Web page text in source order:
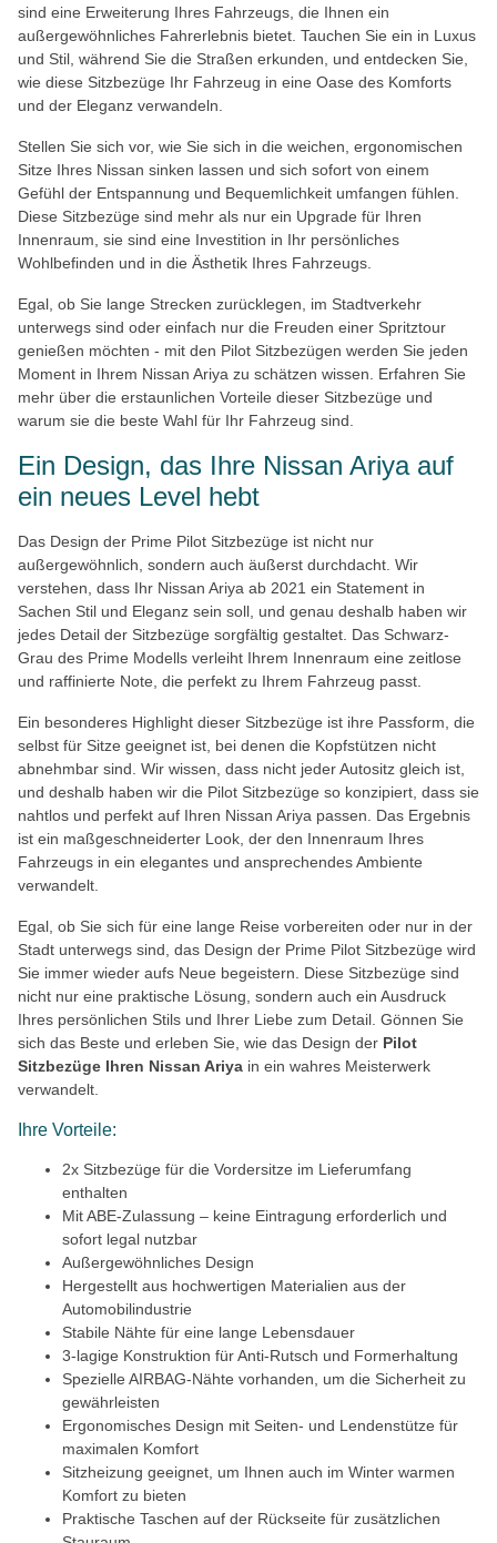
sind eine Erweiterung Ihres Fahrzeugs, die Ihnen ein
außergewöhnliches Fahrerlebnis bietet. Tauchen Sie ein in Luxus
und Stil, während Sie die Straßen erkunden, und entdecken Sie,
wie diese Sitzbezüge Ihr Fahrzeug in eine Oase des Komforts
und der Eleganz verwandeln.
Stellen Sie sich vor, wie Sie sich in die weichen, ergonomischen
Sitze Ihres Nissan sinken lassen und sich sofort von einem
Gefühl der Entspannung und Bequemlichkeit umfangen fühlen.
Diese Sitzbezüge sind mehr als nur ein Upgrade für Ihren
Innenraum, sie sind eine Investition in Ihr persönliches
Wohlbefinden und in die Ästhetik Ihres Fahrzeugs.
Egal, ob Sie lange Strecken zurücklegen, im Stadtverkehr
unterwegs sind oder einfach nur die Freuden einer Spritztour
genießen möchten - mit den Pilot Sitzbezügen werden Sie jeden
Moment in Ihrem Nissan Ariya zu schätzen wissen. Erfahren Sie
mehr über die erstaunlichen Vorteile dieser Sitzbezüge und
warum sie die beste Wahl für Ihr Fahrzeug sind.
Ein Design, das Ihre Nissan Ariya auf
ein neues Level hebt
Das Design der Prime Pilot Sitzbezüge ist nicht nur
außergewöhnlich, sondern auch äußerst durchdacht. Wir
verstehen, dass Ihr Nissan Ariya ab 2021 ein Statement in
Sachen Stil und Eleganz sein soll, und genau deshalb haben wir
jedes Detail der Sitzbezüge sorgfältig gestaltet. Das Schwarz-
Grau des Prime Modells verleiht Ihrem Innenraum eine zeitlose
und raffinierte Note, die perfekt zu Ihrem Fahrzeug passt.
Ein besonderes Highlight dieser Sitzbezüge ist ihre Passform, die
selbst für Sitze geeignet ist, bei denen die Kopfstützen nicht
abnehmbar sind. Wir wissen, dass nicht jeder Autositz gleich ist,
und deshalb haben wir die Pilot Sitzbezüge so konzipiert, dass sie
nahtlos und perfekt auf Ihren Nissan Ariya passen. Das Ergebnis
ist ein maßgeschneiderter Look, der den Innenraum Ihres
Fahrzeugs in ein elegantes und ansprechendes Ambiente
verwandelt.
Egal, ob Sie sich für eine lange Reise vorbereiten oder nur in der
Stadt unterwegs sind, das Design der Prime Pilot Sitzbezüge wird
Sie immer wieder aufs Neue begeistern. Diese Sitzbezüge sind
nicht nur eine praktische Lösung, sondern auch ein Ausdruck
Ihres persönlichen Stils und Ihrer Liebe zum Detail. Gönnen Sie
sich das Beste und erleben Sie, wie das Design der Pilot
Sitzbezüge Ihren Nissan Ariya in ein wahres Meisterwerk
verwandelt.
Ihre Vorteile:
2x Sitzbezüge für die Vordersitze im Lieferumfang
enthalten
Mit ABE-Zulassung – keine Eintragung erforderlich und
sofort legal nutzbar
Außergewöhnliches Design
Hergestellt aus hochwertigen Materialien aus der
Automobilindustrie
Stabile Nähte für eine lange Lebensdauer
3-lagige Konstruktion für Anti-Rutsch und Formerhaltung
Spezielle AIRBAG-Nähte vorhanden, um die Sicherheit zu
gewährleisten
Ergonomisches Design mit Seiten- und Lendenstütze für
maximalen Komfort
Sitzheizung geeignet, um Ihnen auch im Winter warmen
Komfort zu bieten
Praktische Taschen auf der Rückseite für zusätzlichen